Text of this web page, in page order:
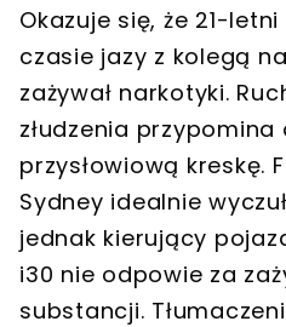
Okazuje się, że 21-
czasie jazy z kolegą
zażywał narkotyki.
złudzenia
przysłowiową kreskę.
Sydney idealnie
jednak kierujący
i30 nie odpowie za
substancji.